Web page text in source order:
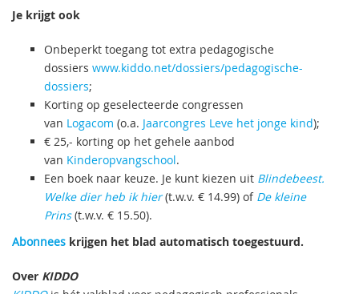
Je krijgt ook
Onbeperkt toegang tot extra pedagogische
dossiers www.kiddo.net/dossiers/pedagogische-
dossiers;
Korting op geselecteerde congressen
van Logacom (o.a. Jaarcongres Leve het jonge kind);
€ 25,- korting op het gehele aanbod
van Kinderopvangschool.
Een boek naar keuze. Je kunt kiezen uit Blindebeest.
Welke dier heb ik hier(t.w.v. € 14.99) of De kleine
Prins(t.w.v. € 15.50).
Abonnees krijgen het blad automatisch toegestuurd.
Over KIDDO